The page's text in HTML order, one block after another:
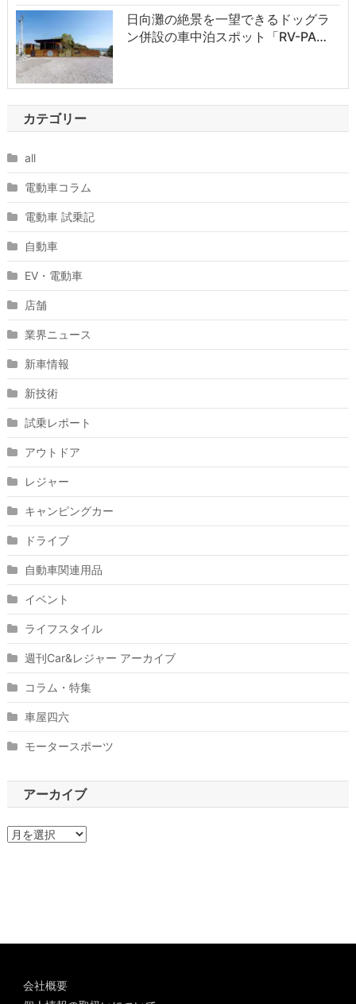
日向灘の絶景を一望できるドッグラ
ン併設の車中泊スポット「RV-PA…
カテゴリー
all
電動車コラム
電動車 試乗記
自動車
EV・電動車
店舗
業界ニュース
新車情報
新技術
試乗レポート
アウトドア
レジャー
キャンピングカー
ドライブ
自動車関連用品
イベント
ライフスタイル
週刊Car&レジャー アーカイブ
コラム・特集
車屋四六
モータースポーツ
アーカイブ
ア
会社概要